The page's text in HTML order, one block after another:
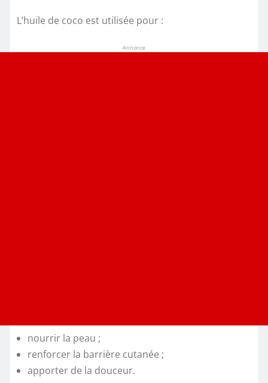
L’huile de coco est utilisée pour :
Annonce
nourrir la peau ;
renforcer la barrière cutanée ;
apporter de la douceur.